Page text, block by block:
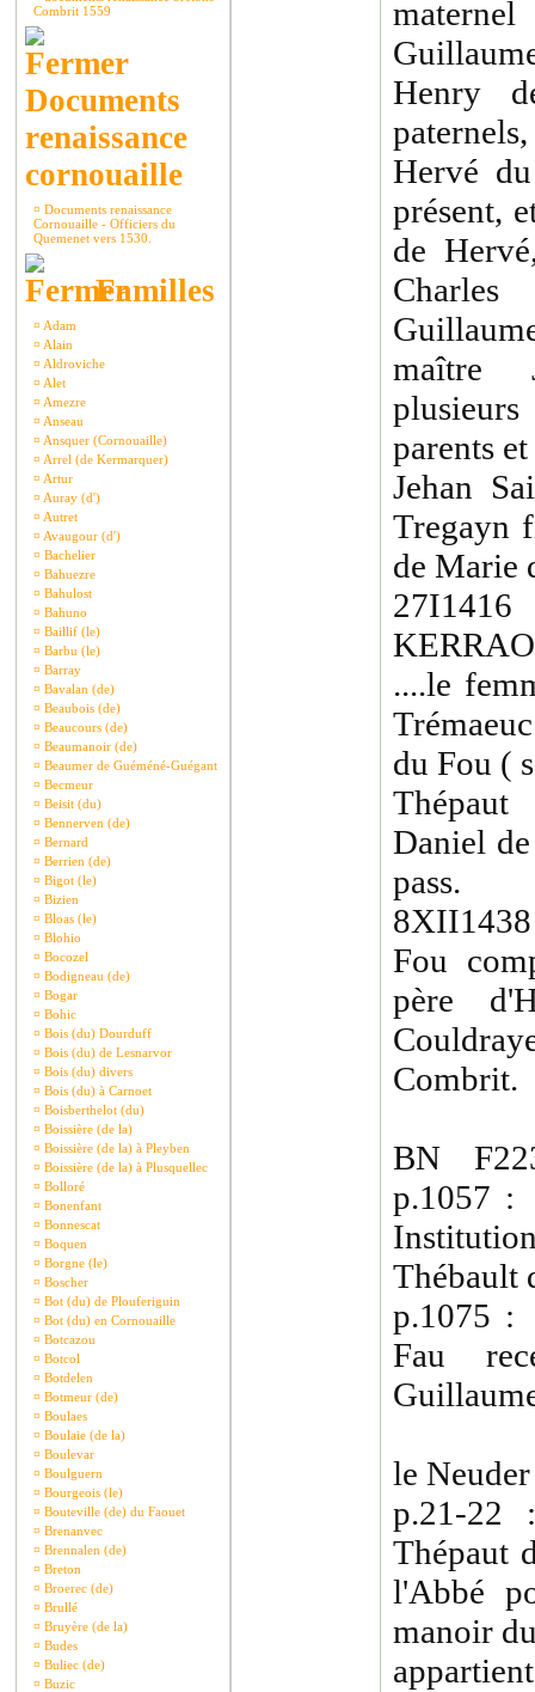
Combrit 1559
Documents
renaissance
cornouaille
¤ Documents renaissance
Cornouaille - Officiers du
Quemenet vers 1530.
Familles
¤ Adam
¤ Alain
¤ Aldroviche
¤ Alet
¤ Amezre
¤ Anseau
¤ Ansquer (Cornouaille)
¤ Arrel (de Kermarquer)
¤ Artur
¤ Auray (d')
¤ Autret
¤ Avaugour (d')
¤ Bachelier
¤ Bahuezre
¤ Bahulost
¤ Bahuno
¤ Baillif (le)
¤ Barbu (le)
¤ Barray
¤ Bavalan (de)
¤ Beaubois (de)
¤ Beaucours (de)
¤ Beaumanoir (de)
¤ Beaumer de Guéméné-Guégant
¤ Becmeur
¤ Beisit (du)
¤ Bennerven (de)
¤ Bernard
¤ Berrien (de)
¤ Bigot (le)
¤ Bizien
¤ Bloas (le)
¤ Blohio
¤ Bocozel
¤ Bodigneau (de)
¤ Bogar
¤ Bohic
¤ Bois (du) Dourduff
¤ Bois (du) de Lesnarvor
¤ Bois (du) divers
¤ Bois (du) à Carnoet
¤ Boisberthelot (du)
¤ Boissière (de la)
¤ Boissière (de la) à Pleyben
¤ Boissière (de la) à Plusquellec
¤ Bolloré
¤ Bonenfant
¤ Bonnescat
¤ Boquen
¤ Borgne (le)
¤ Boscher
¤ Bot (du) de Plouferiguin
¤ Bot (du) en Cornouaille
¤ Botcazou
¤ Botcol
¤ Botdelen
¤ Botmeur (de)
¤ Boulaes
¤ Boulaie (de la)
¤ Boulevar
¤ Boulguern
¤ Bourgeois (le)
¤ Bouteville (de) du Faouet
¤ Brenanvec
¤ Brennalen (de)
¤ Breton
¤ Broerec (de)
¤ Brullé
¤ Bruyère (de la)
¤ Budes
¤ Buliec (de)
¤ Buzic
Henry
paternels,
Hervé
présent,
de
maître
parents
Jehan
Tregayn
de Marie
....le
du Fou (
Daniel
pass.
Fou
père
Combrit.
BN
p.1057
Thébault
p.1075
Fau
le
p.21-
Thépaut
l'Abbé
manoir
appartient